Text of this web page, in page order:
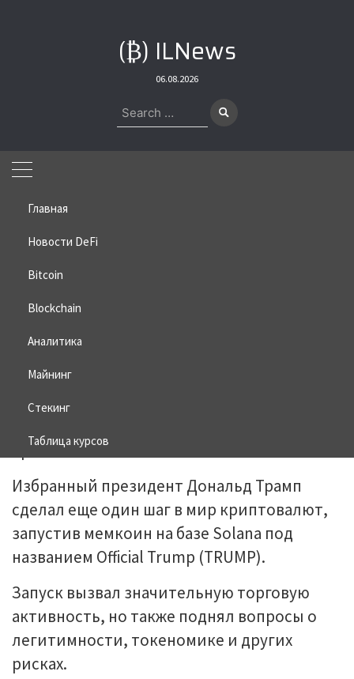
(₿) ILNews
06.08.2026
Search
for:
Главная
Новости DeFi
Bitcoin
Blockchain
Аналитика
Майнинг
Стекинг
Таблица курсов
Home»Bitcoin
Что нужно знать о мемкоине
Дональда Трампа
20.01.2025
Избранный президент Дональд Трамп
сделал еще один шаг в мир криптовалют,
запустив мемкоин на базе Solana под
названием Official Trump (TRUMP).
Запуск вызвал значительную торговую
активность, но также поднял вопросы о
легитимности, токеномике и других
рисках.